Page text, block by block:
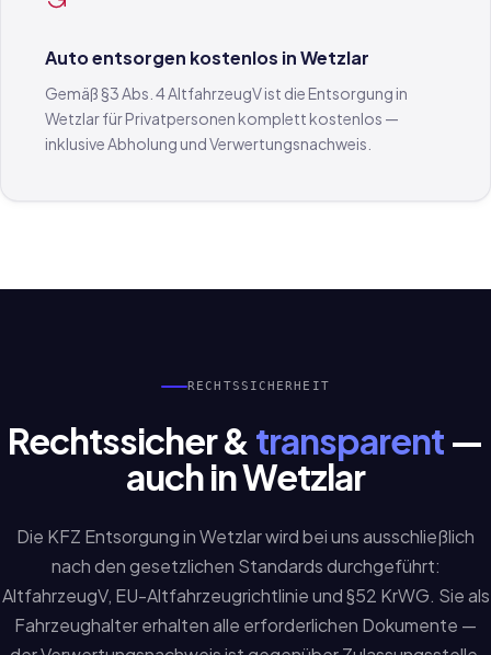
Auto entsorgen kostenlos in Wetzlar
Gemäß §3 Abs. 4 AltfahrzeugV ist die Entsorgung in
Wetzlar für Privatpersonen komplett kostenlos —
inklusive Abholung und Verwertungsnachweis.
RECHTSSICHERHEIT
Rechtssicher & transparent—
auch in Wetzlar
Die KFZ Entsorgung in Wetzlar wird bei uns ausschließlich
nach den gesetzlichen Standards durchgeführt:
AltfahrzeugV, EU-Altfahrzeugrichtlinie und §52 KrWG. Sie als
Fahrzeughalter erhalten alle erforderlichen Dokumente —